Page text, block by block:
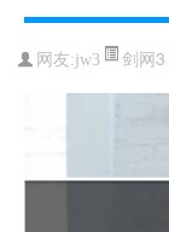
网友:jw3 剑网3